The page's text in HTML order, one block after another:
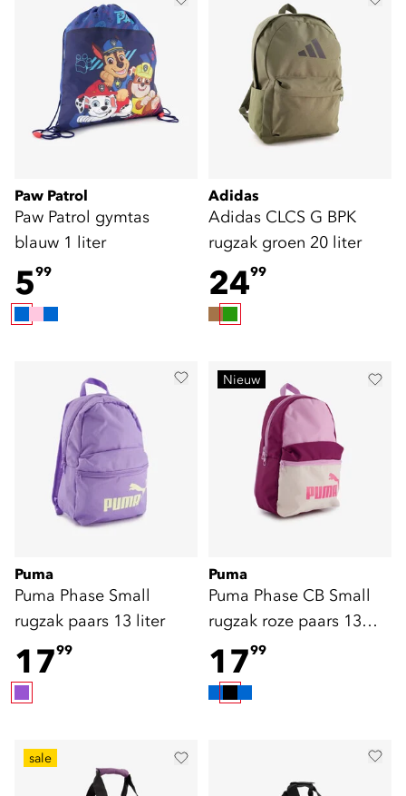
Paw Patrol
Paw Patrol gymtas
blauw 1 liter
599
Adidas
Adidas CLCS G BPK
rugzak groen 20 liter
2499
Puma
Puma Phase Small
rugzak paars 13 liter
1799
Nieuw
Puma
Puma Phase CB Small
rugzak roze paars 13
liter
1799
sale